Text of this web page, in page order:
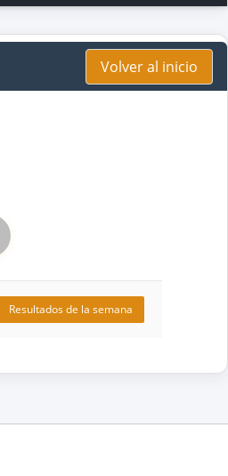
Volver al inicio
Resultados de la semana